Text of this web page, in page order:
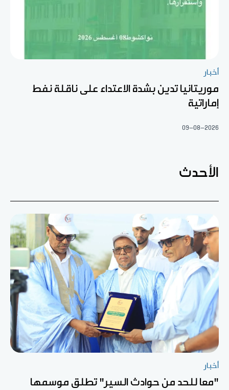
أخبار
موريتانيا تدين بشدة الاعتداء على ناقلة نفط
إماراتية
09-08-2026
الأحدث
أخبار
"معا للحد من حوادث السير" تطلق موسمها